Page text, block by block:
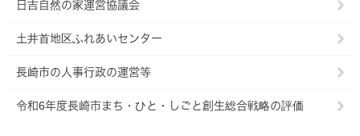
日吉自然の家運営協議会
土井首地区ふれあいセンター
長崎市の人事行政の運営等
令和6年度長崎市まち・ひと・しごと創生総合戦略の評価